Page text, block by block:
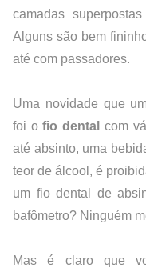
camadas
Alguns são bem
até com passadores.
Uma novidade que
foi o fio dental com
até absinto, uma
teor de álcool, é
um fio dental de
bafômetro? Ninguém
Mas é claro que